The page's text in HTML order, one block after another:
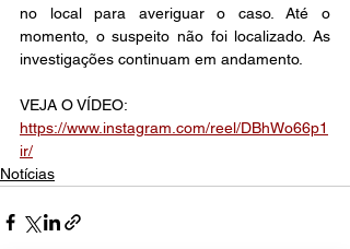
no local para averiguar o caso. Até o
momento, o suspeito não foi localizado. As
investigações continuam em andamento.
VEJA O VÍDEO:
https://www.instagram.com/reel/DBhWo66p1
ir/
Notícias